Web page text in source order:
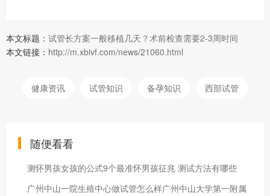
本文标题： 试管长方案一般移植几天？术前检查需要2-3周时间
本文链接： http://m.xbivf.com/news/21060.html
健康资讯 试管知识 备孕知识 西部试管
随便看看
测怀男孩女孩的公式9个最准怀男孩征兆 测试方法有哪些
广州中山一院生殖中心做试管怎么样广州中山大学第一附属